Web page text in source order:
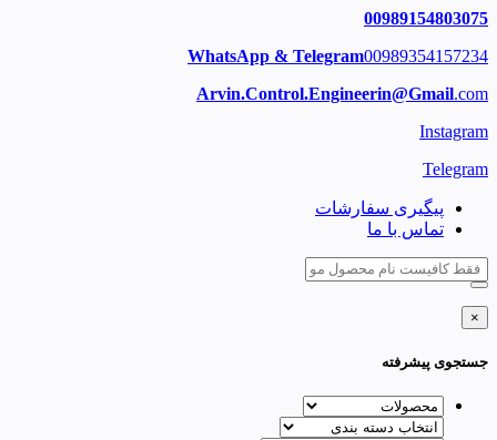
00989154803075
WhatsApp & Telegram00989354157234
Arvin.Control.Engineerin@Gmail.com
Instagram
Telegram
پیگیری سفارشات
تماس با ما
×
جستجوی پیشرفته